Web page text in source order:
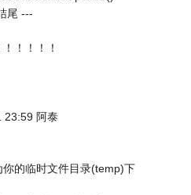
尾 ---
！！！！
23:59 阿泰
的临时文件目录(temp)下